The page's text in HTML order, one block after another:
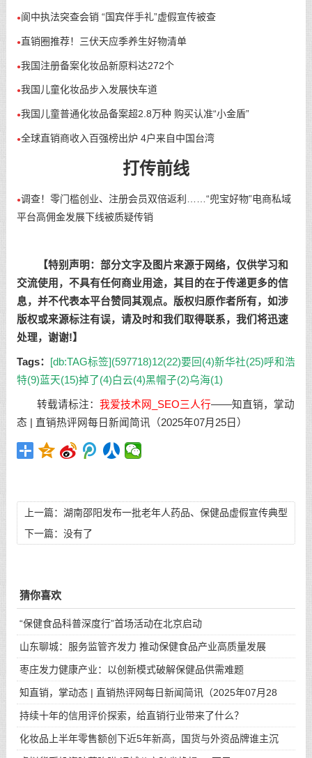
●阆中执法突查会销 “国宾伴手礼”虚假宣传被查
●直销圈推荐！三伏天应季养生好物清单
●我国注册备案化妆品新原料达272个
●我国儿童化妆品步入发展快车道
●我国儿童普通化妆品备案超2.8万种 购买认准“小金盾”
●全球直销商收入百强榜出炉 4户来自中国台湾
打传前线
●调查！零门槛创业、注册会员双倍返利……“兜宝好物”电商私域
平台高佣金发展下线被质疑传销
【特别声明：部分文字及图片来源于网络，仅供学习和
交流使用，不具有任何商业用途，其目的在于传递更多的信
息，并不代表本平台赞同其观点。版权归原作者所有，如涉
版权或来源标注有误，请及时和我们取得联系，我们将迅速
处理，谢谢!】
Tags： [db:TAG标签](597718)12(22)要回(4)新华社(25)呼和浩
特(9)蓝天(15)掉了(4)白云(4)黑帽子(2)乌海(1)
转载请标注：我爱技术网_SEO三人行——知直销，掌动
态 | 直销热评网每日新闻简讯（2025年07月25日）
上一篇： 湖南邵阳发布一批老年人药品、保健品虚假宣传典型
案例
下一篇：没有了
猜你喜欢
“保健食品科普深度行”首场活动在北京启动
山东聊城：服务监管齐发力 推动保健食品产业高质量发展
枣庄发力健康产业：以创新模式破解保健品供需难题
知直销，掌动态 | 直销热评网每日新闻简讯（2025年07月28
日）
持续十年的信用评价探索，给直销行业带来了什么？
化妆品上半年零售额创下近5年新高，国货与外资品牌谁主沉